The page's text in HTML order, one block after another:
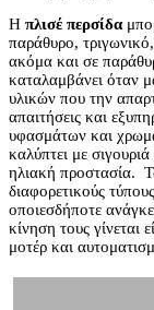
Η πλισέ περσίδα
παράθυρο,
ακόμα και σε
καταλαμβάνει όταν
υλικών που την
απαιτήσεις και
υφασμάτων και
καλύπτει με
ηλιακή προστασία.
διαφορετικούς
οποιεσδήποτε
κίνηση τους γίνεται
μοτέρ και